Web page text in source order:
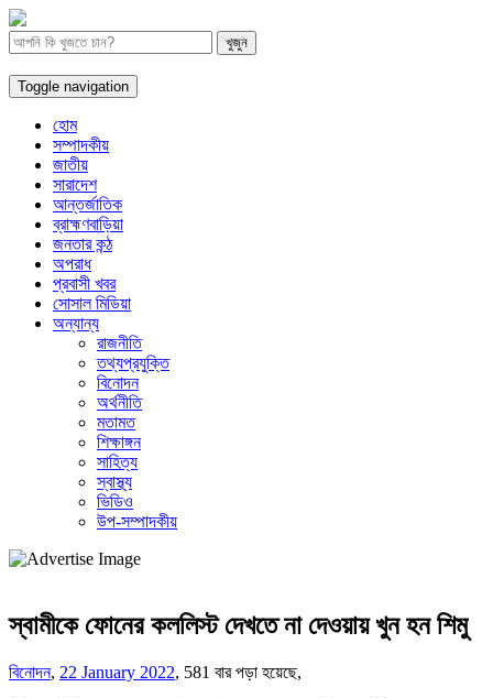
Toggle navigation
হোম
সম্পাদকীয়
জাতীয়
সারাদেশ
আন্তর্জাতিক
ব্রাহ্মণবাড়িয়া
জনতার কন্ঠ
অপরাধ
প্রবাসী খবর
সোসাল মিডিয়া
অন্যান্য
রাজনীতি
তথ্যপ্রযুক্তি
বিনোদন
অর্থনীতি
মতামত
শিক্ষাঙ্গন
সাহিত্য
স্বাস্থ্য
ভিডিও
উপ-সম্পাদকীয়
স্বামীকে ফোনের কললিস্ট দেখতে না দেওয়ায় খুন হন শিমু
বিনোদন, 22 January 2022, 581 বার পড়া হয়েছে,